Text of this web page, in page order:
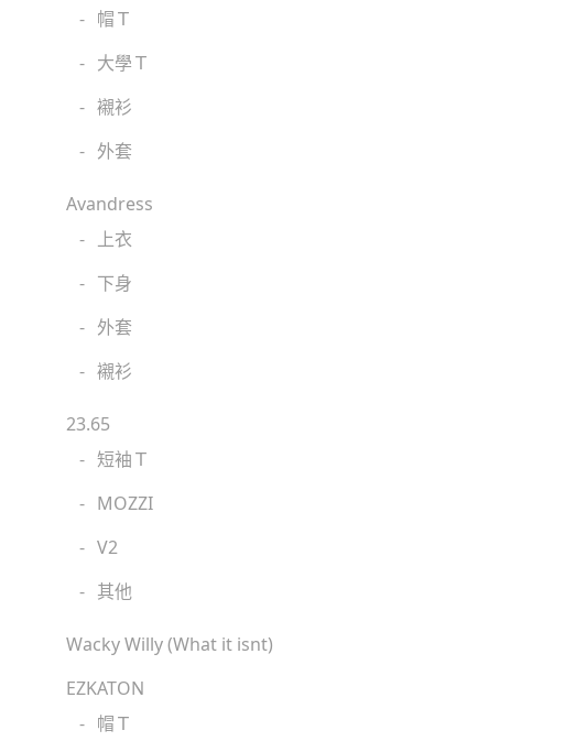
- 帽Ｔ
- 大學Ｔ
- 襯衫
- 外套
Avandress
-
上衣
- 下身
- 外套
- 襯衫
23.65
- 短袖Ｔ
- MOZZI
- V2
- 其他
Wacky Willy (What it isnt)
EZKATON
- 帽Ｔ